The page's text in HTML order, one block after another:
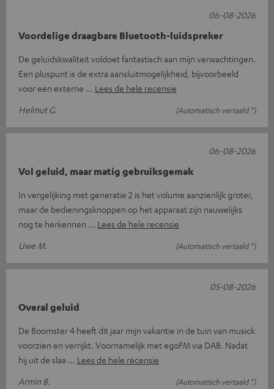
Voordelige draagbare Bluetooth-luidspreker
De geluidskwaliteit voldoet fantastisch aan mijn verwachtingen.
Een pluspunt is de extra aansluitmogelijkheid, bijvoorbeeld
voor een externe
Lees de hele recensie
Helmut G.
(Automatisch vertaald *)
06-08-2026
Vol geluid, maar matig gebruiksgemak
In vergelijking met generatie 2 is het volume aanzienlijk groter,
maar de bedieningsknoppen op het apparaat zijn nauwelijks
nog te herkennen
Lees de hele recensie
Uwe M.
(Automatisch vertaald *)
06-08-2026
Overal geluid
De Boomster 4 heeft dit jaar mijn vakantie in de tuin van musick
voorzien en verrijkt. Voornamelijk met egoFM via DAB. Nadat
hij uit de slaa
Lees de hele recensie
Armin B.
(Automatisch vertaald *)
05-08-2026